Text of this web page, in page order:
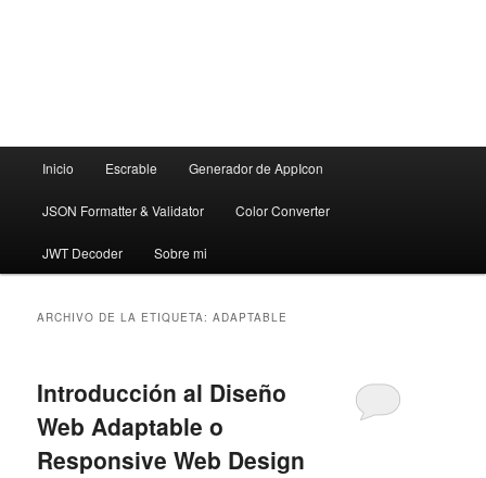
Inicio Escrable Generador de AppIcon
JSON Formatter & Validator Color Converter
JWT Decoder Sobre mi
ARCHIVO DE LA ETIQUETA:ADAPTABLE
Introducción al Diseño
Web Adaptable o
Responsive Web Design